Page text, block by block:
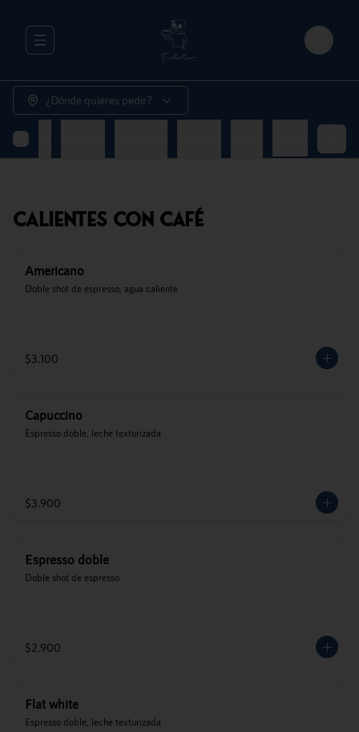
Abrir menu de navegación Login
¿Dónde quieres pedir?
Calientes Con Café
Americano
Doble shot de espresso, agua caliente
$3.100
Capuccino
Espresso doble, leche texturizada
$3.900
Espresso doble
Doble shot de espresso
$2.900
Flat white
Espresso doble, leche texturizada